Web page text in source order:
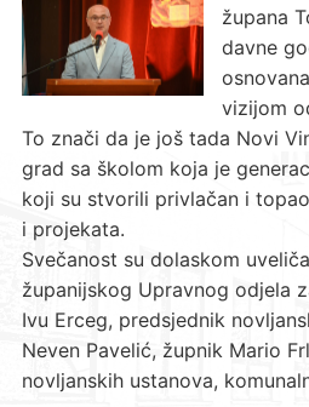
župana
davne
vizijom
To znači da je još tada Novi
grad sa školom koja je
koji su stvorili privlačan i
i projekata.
Svečanost su dolaskom
županijskog Upravnog odjela
Ivu Erceg, predsjednik
Neven Pavelić, župnik Mario
novljanskih ustanova,